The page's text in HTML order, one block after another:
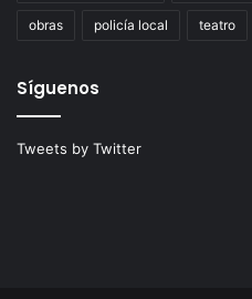
obras policía local teatro
Síguenos
Tweets by Twitter